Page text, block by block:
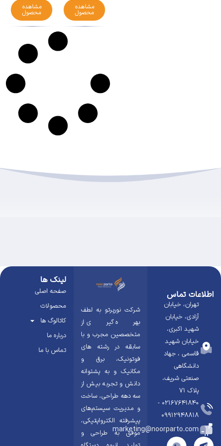
مشاهده
محصول
مشاهده
محصول
اطلاعات تماس
تهران، خیابان
آزادی، خیابان
شهید اکبری،
خیابان شهید
قاسمی ، جهاد
دانشگاهی
صنعتی شریف،
پلاک ۷۱
02167641840 -
09912948818
marketing@noorparto.com
شرکت نورپرتو به لطف
بهره گیری از
متخصصین مجرب و با
سابقه در رشته های
فوتونیک، برق و
مکانیک و به پشتوانه
دانش و تجربه بیش از
سه دهه طراحی، ساخت
و مدیریت سیستم‌های
پیشرفته الکترواپتیکی،
موفق به طراحی و
لینک ها
صفحه اصلی
محصولات
کاتالوگ ها
درباره ما
تماس با ما